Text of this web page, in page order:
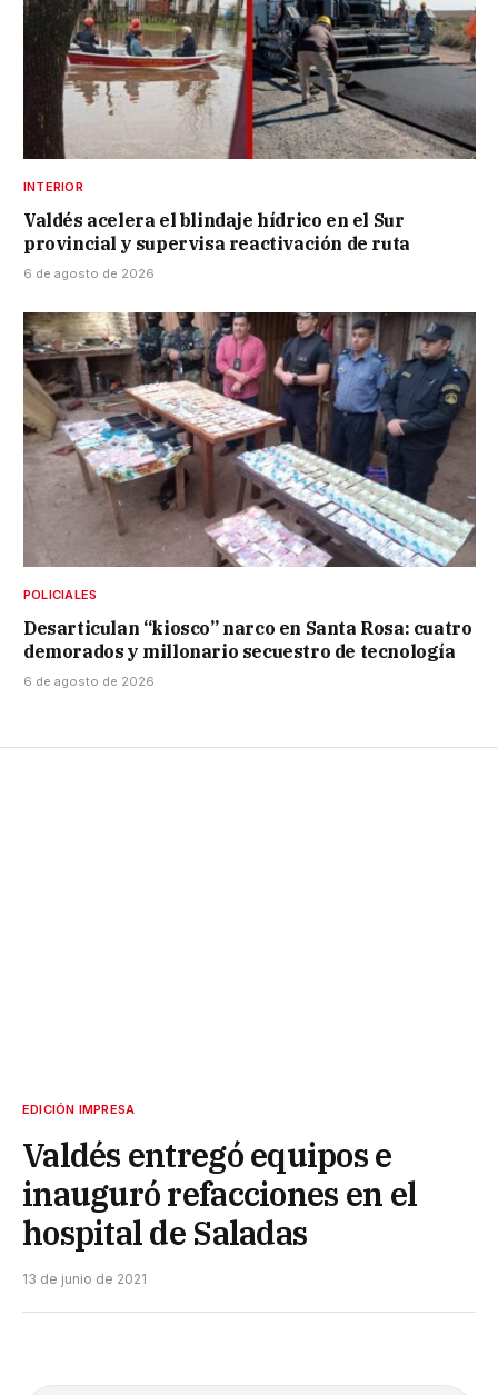
INTERIOR
Valdés acelera el blindaje hídrico en el Sur
provincial y supervisa reactivación de ruta
6 de agosto de 2026
POLICIALES
Desarticulan “kiosco” narco en Santa Rosa: cuatro
demorados y millonario secuestro de tecnología
6 de agosto de 2026
EDICIÓN IMPRESA
Valdés entregó equipos e
inauguró refacciones en el
hospital de Saladas
13 de junio de 2021